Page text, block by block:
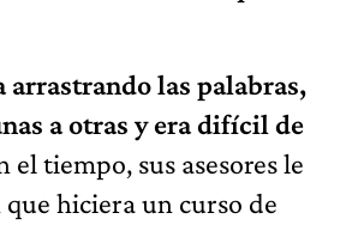
arrastrando las palabras,
a otras y era difícil de
el tiempo, sus asesores le
hiciera un curso de